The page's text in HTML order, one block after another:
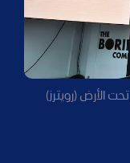
الأرض (رويترز)